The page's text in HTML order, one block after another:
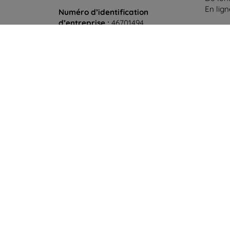
Numéro d’identification
d’entreprise :46701494
En